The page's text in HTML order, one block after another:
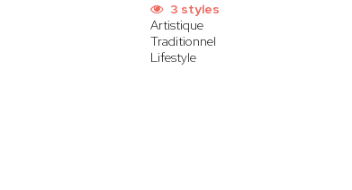
3 styles
Artistique
Traditionnel
Lifestyle